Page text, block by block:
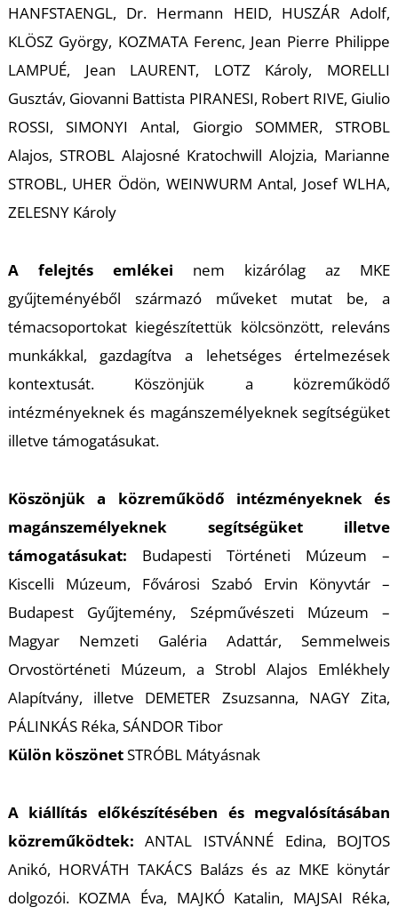
HANFSTAENGL, Dr. Hermann HEID, HUSZÁR Adolf,
KLÖSZ György, KOZMATA Ferenc, Jean Pierre Philippe
LAMPUÉ, Jean LAURENT, LOTZ Károly, MORELLI
Gusztáv, Giovanni Battista PIRANESI, Robert RIVE, Giulio
ROSSI, SIMONYI Antal, Giorgio SOMMER, STROBL
Alajos, STROBL Alajosné Kratochwill Alojzia, Marianne
STROBL, UHER Ödön, WEINWURM Antal, Josef WLHA,
ZELESNY Károly
A felejtés emlékei nem kizárólag az MKE
gyűjteményéből származó műveket mutat be, a
témacsoportokat kiegészítettük kölcsönzött, releváns
munkákkal, gazdagítva a lehetséges értelmezések
kontextusát. Köszönjük a közreműködő
intézményeknek és magánszemélyeknek segítségüket
illetve támogatásukat.
Köszönjük a közreműködő intézményeknek és
magánszemélyeknek segítségüket illetve
támogatásukat: Budapesti Történeti Múzeum –
Kiscelli Múzeum, Fővárosi Szabó Ervin Könyvtár –
Budapest Gyűjtemény, Szépművészeti Múzeum –
Magyar Nemzeti Galéria Adattár, Semmelweis
Orvostörténeti Múzeum, a Strobl Alajos Emlékhely
Alapítvány, illetve DEMETER Zsuzsanna, NAGY Zita,
PÁLINKÁS Réka, SÁNDOR Tibor
Külön köszönetSTRÓBL Mátyásnak
A kiállítás előkészítésében és megvalósításában
közreműködtek:ANTAL ISTVÁNNÉ Edina, BOJTOS
Anikó, HORVÁTH TAKÁCS Balázs és az MKE könytár
dolgozói. KOZMA Éva, MAJKÓ Katalin, MAJSAI Réka,